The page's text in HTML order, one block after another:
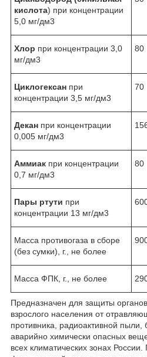
кислота) при концентрации
5,0 мг/дм3
Хлор при концентрации 3,0
мг/дм3
80
Циклогексан при
концентрации 3,5 мг/дм3
70
Декан при концентрации
0,005 мг/дм3
Аммиак при концентрации
0,7 мг/дм3
80
Пары ртути при
концентрации 13 мг/дм3
Масса противогаза в сборе
(без сумки), г., не более
Масса ФПК, г., не более
Предназначен для защиты
взрослого населения от
противника, радиоактивной пыли,
аварийно химически опасных
всех климатических зонах России.